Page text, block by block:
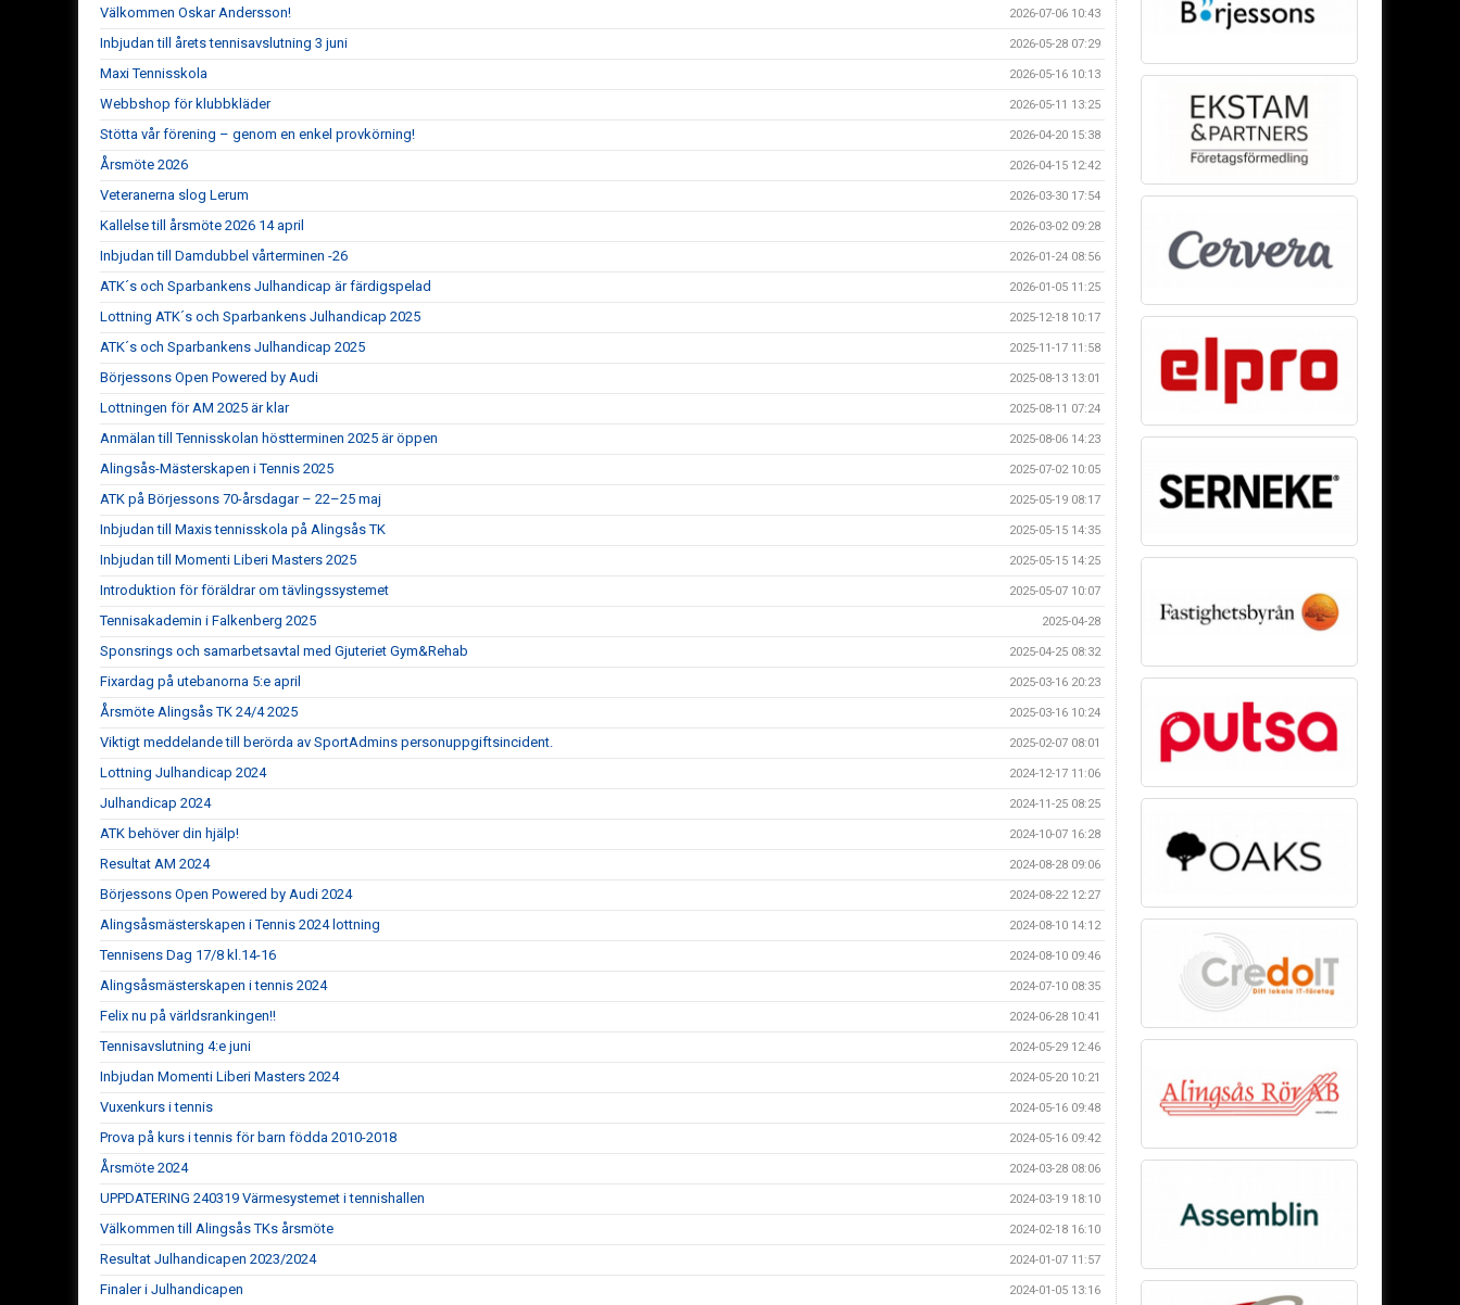
Välkommen Oskar Andersson! 2026-07-06 10:43
Inbjudan till årets tennisavslutning 3 juni 2026-05-28 07:29
Maxi Tennisskola 2026-05-16 10:13
Webbshop för klubbkläder 2026-05-11 13:25
Stötta vår förening – genom en enkel provkörning! 2026-04-20 15:38
Årsmöte 2026 2026-04-15 12:42
Veteranerna slog Lerum 2026-03-30 17:54
Kallelse till årsmöte 2026 14 april 2026-03-02 09:28
Inbjudan till Damdubbel vårterminen -26 2026-01-24 08:56
ATK´s och Sparbankens Julhandicap är färdigspelad 2026-01-05 11:25
Lottning ATK´s och Sparbankens Julhandicap 2025 2025-12-18 10:17
ATK´s och Sparbankens Julhandicap 2025 2025-11-17 11:58
Börjessons Open Powered by Audi 2025-08-13 13:01
Lottningen för AM 2025 är klar 2025-08-11 07:24
Anmälan till Tennisskolan höstterminen 2025 är öppen 2025-08-06 14:23
Alingsås-Mästerskapen i Tennis 2025 2025-07-02 10:05
ATK på Börjessons 70-årsdagar – 22–25 maj 2025-05-19 08:17
Inbjudan till Maxis tennisskola på Alingsås TK 2025-05-15 14:35
Inbjudan till Momenti Liberi Masters 2025 2025-05-15 14:25
Introduktion för föräldrar om tävlingssystemet 2025-05-07 10:07
Tennisakademin i Falkenberg 2025 2025-04-28
Sponsrings och samarbetsavtal med Gjuteriet Gym&Rehab 2025-04-25 08:32
Fixardag på utebanorna 5:e april 2025-03-16 20:23
Årsmöte Alingsås TK 24/4 2025 2025-03-16 10:24
Viktigt meddelande till berörda av SportAdmins personuppgiftsincident. 2025-02-07 08:01
Lottning Julhandicap 2024 2024-12-17 11:06
Julhandicap 2024 2024-11-25 08:25
ATK behöver din hjälp! 2024-10-07 16:28
Resultat AM 2024 2024-08-28 09:06
Börjessons Open Powered by Audi 2024 2024-08-22 12:27
Alingsåsmästerskapen i Tennis 2024 lottning 2024-08-10 14:12
Tennisens Dag 17/8 kl.14-16 2024-08-10 09:46
Alingsåsmästerskapen i tennis 2024 2024-07-10 08:35
Felix nu på världsrankingen!! 2024-06-28 10:41
Tennisavslutning 4:e juni 2024-05-29 12:46
Inbjudan Momenti Liberi Masters 2024 2024-05-20 10:21
Vuxenkurs i tennis 2024-05-16 09:48
Prova på kurs i tennis för barn födda 2010-2018 2024-05-16 09:42
Årsmöte 2024 2024-03-28 08:06
UPPDATERING 240319 Värmesystemet i tennishallen 2024-03-19 18:10
Välkommen till Alingsås TKs årsmöte 2024-02-18 16:10
Resultat Julhandicapen 2023/2024 2024-01-07 11:57
Finaler i Julhandicapen 2024-01-05 13:16